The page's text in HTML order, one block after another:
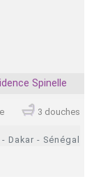
Spinelle
3 douches
Dakar - Sénégal